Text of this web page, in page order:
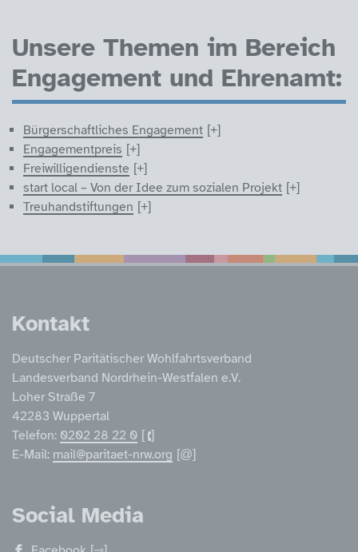
Unsere Themen im Bereich
Engagement und Ehrenamt:
Bürgerschaftliches Engagement
Engagementpreis
Freiwilligendienste
start local – Von der Idee zum sozialen Projekt
Treuhandstiftungen
Service
Kontakt
Deutscher Paritätischer Wohlfahrtsverband
Landesverband Nordrhein-Westfalen e.V.
Loher Straße 7
42283 Wuppertal
Telefon: 0202 28 22 0
E-Mail: mail@paritaet-nrw.org
Social Media